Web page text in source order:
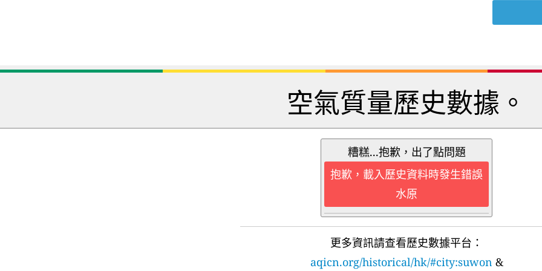
空氣質量歷史數據。
糟糕...抱歉，出了點問題
抱歉，載入歷史資料時發生錯誤
水原
更多資訊請查看歷史數據平台：
aqicn.org/historical/hk/#city:suwon &